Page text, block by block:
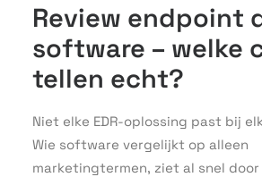
Review endpoint
software – welke
tellen echt?
Niet elke EDR-oplossing past bij
Wie software vergelijkt op alleen
marketingtermen, ziet al snel